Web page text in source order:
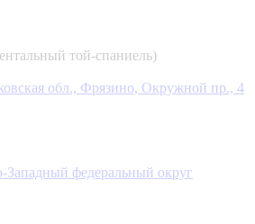
той-спаниель)
обл., Фрязино, Окружной пр., 4
Западный федеральный округ